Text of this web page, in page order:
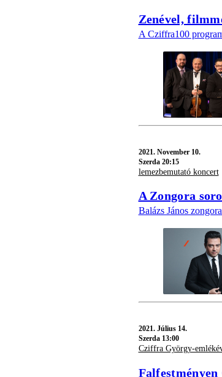
Zenével,
A Cziffra100
2021. November 10.
Szerda 20:15
lemezbemutató koncert
A Zongora
Balázs János
2021. Július 14.
Szerda 13:00
Cziffra György-